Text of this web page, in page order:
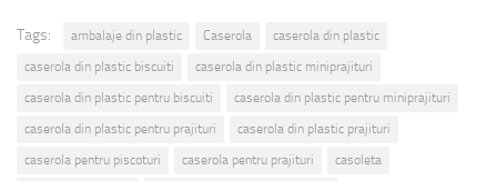
Tags: ambalaje din plastic Caserola
caserola din plastic
caserola din plastic biscuiti
caserola din plastic miniprajituri
caserola din plastic pentru biscuiti
caserola din plastic pentru miniprajituri
caserola din plastic pentru prajituri
caserola din plastic prajituri
caserola pentru piscoturi
caserola pentru prajituri
casoleta